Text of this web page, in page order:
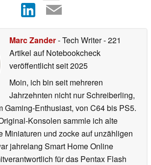
Marc Zander- Tech Writer- 221
Artikel auf Notebookcheck
veröffentlichtseit 2025
Moin, ich bin seit mehreren
Jahrzehnten nicht nur Schreiberling,
Gaming-Enthusiast, von C64 bis PS5.
Konsolen sammle ich alte
Miniaturen und zocke auf unzähligen
jahrelang Smart Home Online
für das Pentax Flash